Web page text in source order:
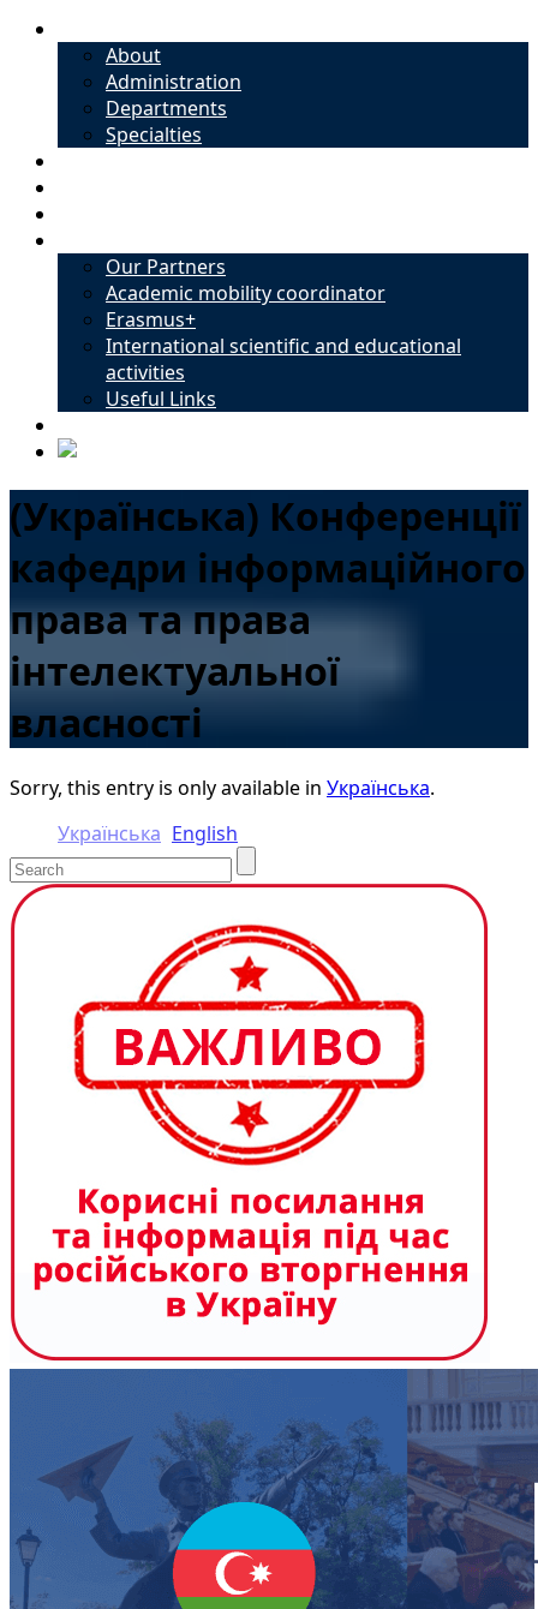
About
Administration
Departments
Specialties
Our Partners
Academic mobility coordinator
Erasmus+
International scientific and educational
activities
Useful Links
(Українська) Конференції
кафедри інформаційного
права та права
інтелектуальної
власності
Sorry, this entry is only available in Українська.
Українська English